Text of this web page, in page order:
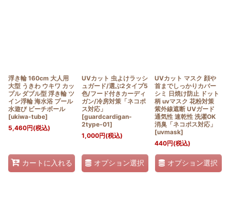
浮き輪 160cm 大人用
大型 うきわ ウキワ カッ
プル ダブル型 浮き輪 ツ
イン浮輪 海水浴 プール
水遊び ビーチボール
[ukiwa-tube]
5,460円(税込)
カートに入れる
UVカット 虫よけラッシ
ュガード/選ぶ2タイプ5
色/フード付きカーディ
ガン/冷房対策「ネコポ
ス対応」
[guardcardigan-
2type-01]
1,000円(税込)
オプション選択
UVカット マスク 顔や
首までしっかりカバー
シミ 日焼け防止 ドット
柄 uvマスク 花粉対策
紫外線遮断 UVガード
通気性 速乾性 洗濯OK
消臭「ネコポス対応」
[uvmask]
440円(税込)
オプション選択